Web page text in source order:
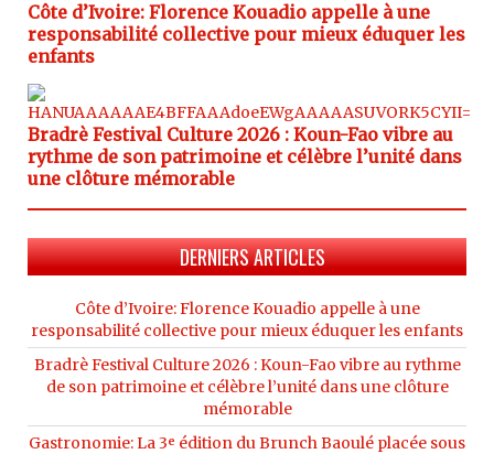
Côte d’Ivoire: Florence Kouadio appelle à une
responsabilité collective pour mieux éduquer les
enfants
Bradrè Festival Culture 2026 : Koun-Fao vibre au
rythme de son patrimoine et célèbre l’unité dans
une clôture mémorable
DERNIERS ARTICLES
Côte d’Ivoire: Florence Kouadio appelle à une
responsabilité collective pour mieux éduquer les enfants
Bradrè Festival Culture 2026 : Koun-Fao vibre au rythme
de son patrimoine et célèbre l’unité dans une clôture
mémorable
Gastronomie: La 3ᵉ édition du Brunch Baoulé placée sous